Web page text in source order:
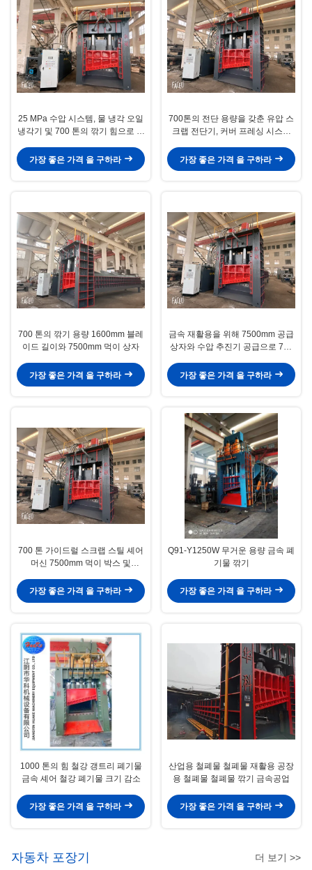
25 MPa 수압 시스템, 물 냉각 오일
냉각기 및 700 톤의 깎기 힘으로 철
가장 좋은 가격 을 구하라
700톤의 전단 용량을 갖춘 유압 스
크랩 전단기, 커버 프레싱 시스템
공급 상자
가장 좋은 가격 을 구하라
700 톤의 깎기 용량 1600mm 블레
이드 길이와 7500mm 먹이 상자
가장 좋은 가격 을 구하라
금속 재활용을 위해 7500mm 공급
상자와 수압 추진기 공급으로 700
가장 좋은 가격 을 구하라
700 톤 가이드럴 스크랩 스틸 셰어
머신 7500mm 먹이 박스 및
스크랩 절단
가장 좋은 가격 을 구하라
Q91-Y1250W 무거운 용량 금속 폐
기물 깎기
가장 좋은 가격 을 구하라
1000 톤의 힘 철강 갱트리 폐기물
금속 셰어 철강 폐기물 크기 감소
가장 좋은 가격 을 구하라
산업용 철폐물 철폐물 재활용 공장
용 철폐물 철폐물 깎기 금속공업
가장 좋은 가격 을 구하라
자동차 포장기 더 보기 >>